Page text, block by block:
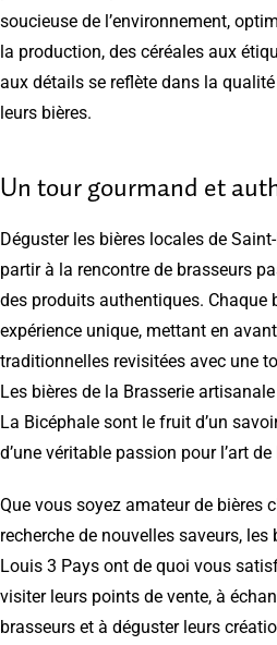
soucieuse de l’environnement,
la production, des céréales aux
aux détails se reflète dans la
leurs bières.
Un tour gourmand et
Déguster les bières locales de
partir à la rencontre de brasseurs
des produits authentiques. Chaque
expérience unique, mettant en
traditionnelles revisitées avec une
Les bières de la Brasserie
La Bicéphale sont le fruit d’un
d’une véritable passion pour l’art
Que vous soyez amateur de bières
recherche de nouvelles saveurs, les
Louis 3 Pays ont de quoi vous
visiter leurs points de vente, à
brasseurs et à déguster leurs